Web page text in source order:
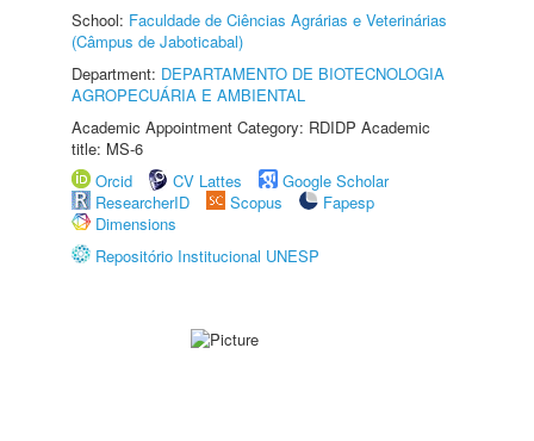
School: Faculdade de Ciências Agrárias e Veterinárias
(Câmpus de Jaboticabal)
Department: DEPARTAMENTO DE BIOTECNOLOGIA
AGROPECUÁRIA E AMBIENTAL
Academic Appointment Category: RDIDP Academic
title: MS-6
Orcid
CV Lattes
Google Scholar
ResearcherID
Scopus
Fapesp
Dimensions
Repositório Institucional UNESP